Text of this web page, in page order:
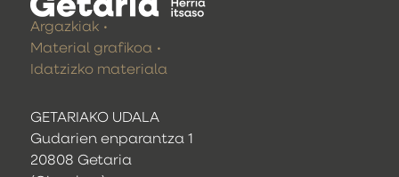
GETARIAKO UDALA
Gudarien enparantza 1
20808 Getaria
Argazkiak
Material grafikoa
Idatzizko materiala